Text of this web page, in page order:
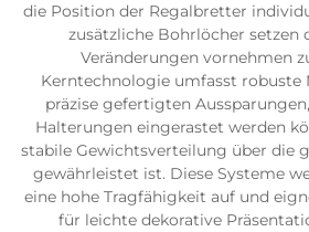
die Position der Regalbretter
zusätzliche Bohrlöcher setzen
Veränderungen vornehmen
Kerntechnologie umfasst robuste
präzise gefertigten
Halterungen eingerastet werden
stabile Gewichtsverteilung über die
gewährleistet ist. Diese Systeme
eine hohe Tragfähigkeit auf und
für leichte dekorative